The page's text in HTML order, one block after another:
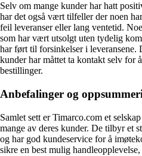
Selv om mange kunder har hatt
har det også vært tilfeller der noen
feil leveranser eller lang ventetid.
som har vært utsolgt uten tydelig
har ført til forsinkelser i leveransene.
kunder har måttet ta kontakt selv for
bestillinger.
Anbefalinger og
Samlet sett er Timarco.com et
mange av deres kunder. De tilbyr et
og har god kundeservice for å
sikre en best mulig